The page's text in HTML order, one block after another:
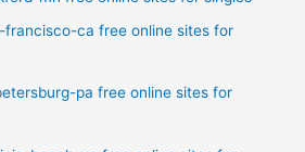
ca free online sites for
pa free online sites for